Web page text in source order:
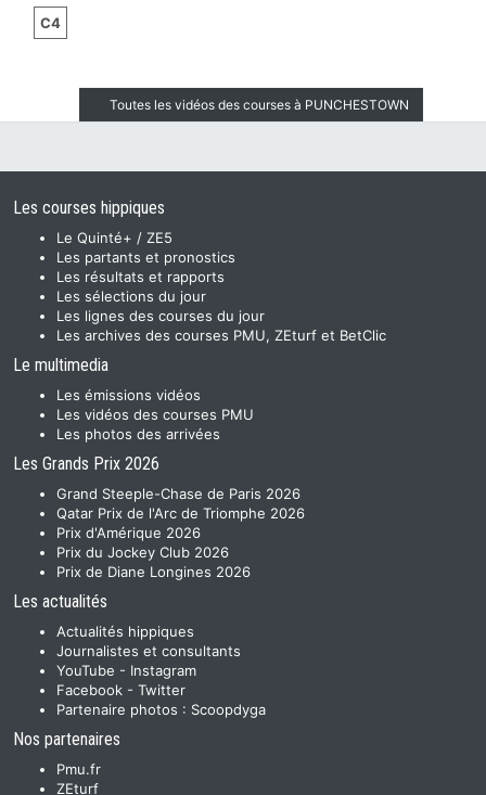
C4
Toutes les vidéos des courses à PUNCHESTOWN
Les courses hippiques
Le Quinté+ / ZE5
Les partants et pronostics
Les résultats et rapports
Les sélections du jour
Les lignes des courses du jour
Les archives des courses PMU, ZEturf et BetClic
Le multimedia
Les émissions vidéos
Les vidéos des courses PMU
Les photos des arrivées
Les Grands Prix 2026
Grand Steeple-Chase de Paris 2026
Qatar Prix de l'Arc de Triomphe 2026
Prix d'Amérique 2026
Prix du Jockey Club 2026
Prix de Diane Longines 2026
Les actualités
Actualités hippiques
Journalistes et consultants
YouTube - Instagram
Facebook - Twitter
Partenaire photos : Scoopdyga
Nos partenaires
Pmu.fr
ZEturf